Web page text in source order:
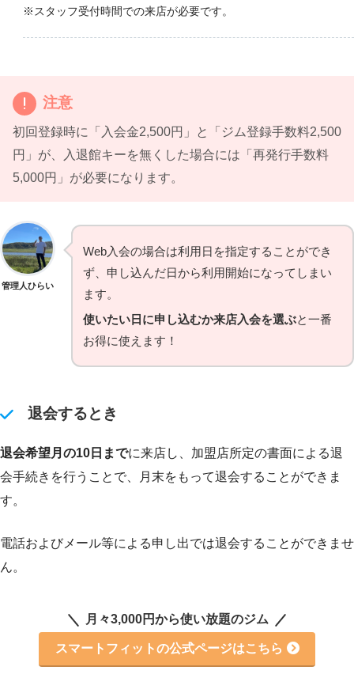
※スタッフ受付時間での来店が必要です。
注意
初回登録時に「入会金2,500円」と「ジム登録手数料2,500
円」が、入退館キーを無くした場合には「再発行手数料
5,000円」が必要になります。
管理人ひらい
Web入会の場合は利用日を指定することができ
ず、申し込んだ日から利用開始になってしまい
ます。
使いたい日に申し込むか来店入会を選ぶと一番
お得に使えます！
退会するとき
退会希望月の10日までに来店し、加盟店所定の書面による退
会手続きを行うことで、月末をもって退会することができま
す。
電話およびメール等による申し出では退会することができませ
ん。
月々3,000円から使い放題のジム
スマートフィットの公式ページはこちら